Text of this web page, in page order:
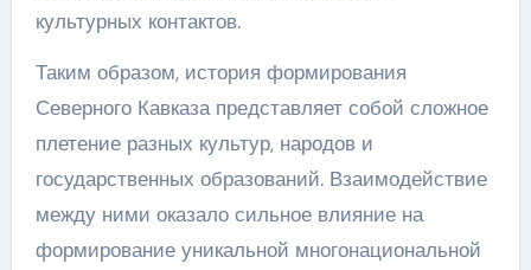
культурных контактов.
Таким образом, история формирования
Северного Кавказа представляет собой сложное
плетение разных культур, народов и
государственных образований. Взаимодействие
между ними оказало сильное влияние на
формирование уникальной многонациональной